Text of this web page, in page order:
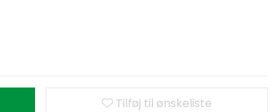
Tilføj til ønskeliste